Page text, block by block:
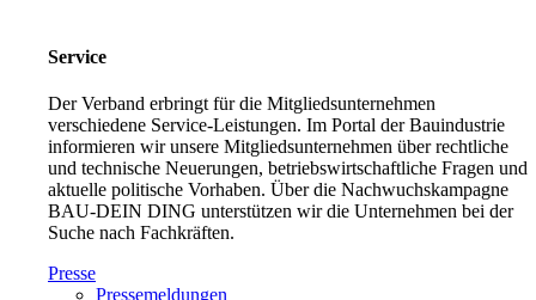
Service
Der Verband erbringt für die Mitgliedsunternehmen
verschiedene Service-Leistungen. Im Portal der Bauindustrie
informieren wir unsere Mitgliedsunternehmen über rechtliche
und technische Neuerungen, betriebswirtschaftliche Fragen und
aktuelle politische Vorhaben. Über die Nachwuchskampagne
BAU-DEIN DING unterstützen wir die Unternehmen bei der
Suche nach Fachkräften.
Presse
Pressemeldungen